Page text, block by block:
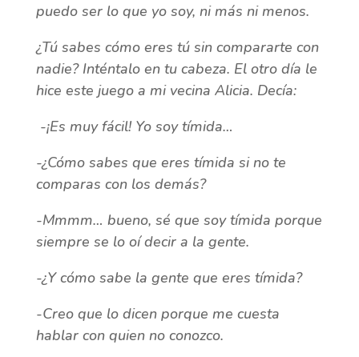
puedo ser lo que yo soy, ni más ni menos.
¿Tú sabes cómo eres tú sin compararte con
nadie? Inténtalo en tu cabeza. El otro día le
hice este juego a mi vecina Alicia. Decía:
-¡Es muy fácil! Yo soy tímida…
-¿Cómo sabes que eres tímida si no te
comparas con los demás?
-Mmmm… bueno, sé que soy tímida porque
siempre se lo oí decir a la gente.
-¿Y cómo sabe la gente que eres tímida?
-Creo que lo dicen porque me cuesta
hablar con quien no conozco.